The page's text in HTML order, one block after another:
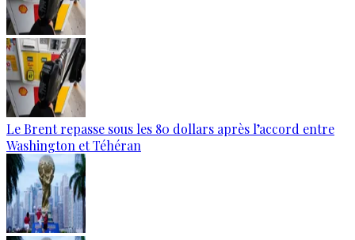
Le Brent repasse sous les 80 dollars après l’accord entre
Washington et Téhéran